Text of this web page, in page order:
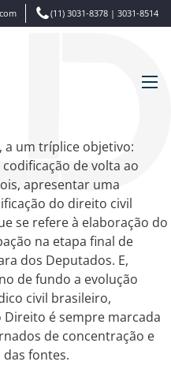
(11) 3031-8378 | 3031-8514
a um tríplice objetivo:
de volta ao
apresentar uma
do direito civil
se refere à elaboração do
na etapa final de
dos Deputados. E,
de fundo a evolução
civil brasileiro,
é sempre marcada
de concentração e
fontes.